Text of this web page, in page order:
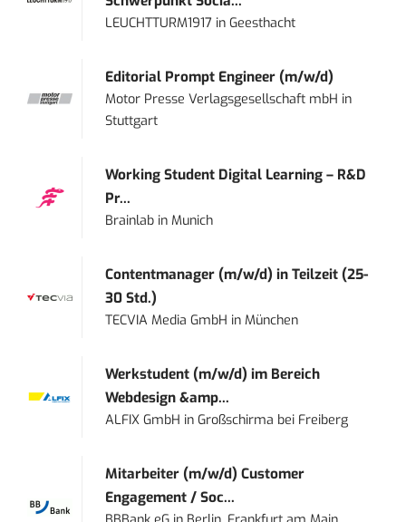
LEUCHTTURM1917 inGeesthacht
Editorial Prompt Engineer (m/w/d)
Motor Presse Verlagsgesellschaft mbH in
Stuttgart
Working Student Digital Learning – R&D
Pr...
Brainlab inMunich
Contentmanager (m/w/d) in Teilzeit (25-
30 Std.)
TECVIA Media GmbH inMünchen
Werkstudent (m/w/d) im Bereich
Webdesign &amp...
ALFIX GmbH inGroßschirma bei Freiberg
Mitarbeiter (m/w/d) Customer
Engagement / Soc...